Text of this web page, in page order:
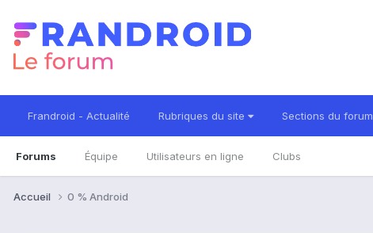
Frandroid - Actualité Rubriques du site Sections du forum
Forums Équipe Utilisateurs en ligne Clubs
Accueil 0 % Android